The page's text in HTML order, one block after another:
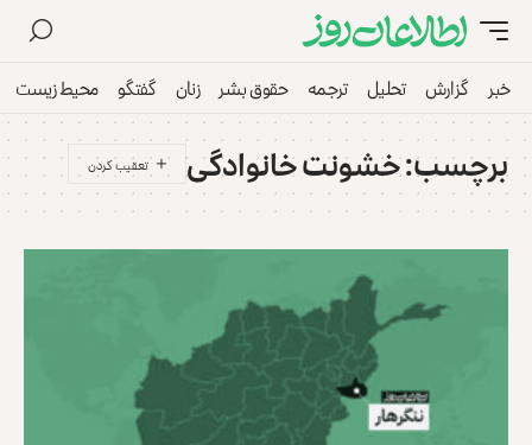
خبر گزارش تحلیل ترجمه حقوق بشر زنان گفتگو محیط زیست
برچسب:خشونت خانوادگی